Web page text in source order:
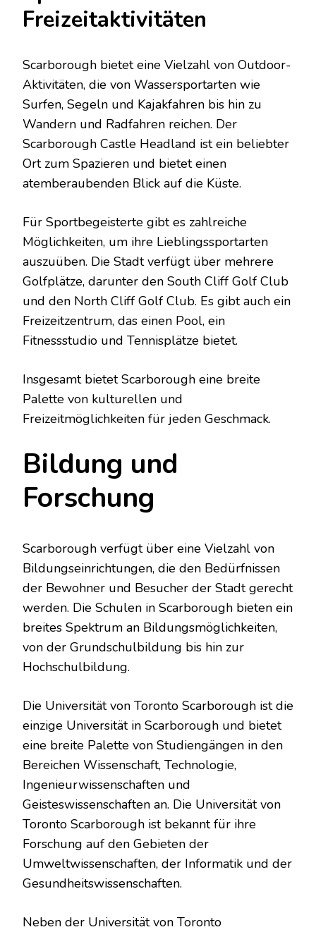
Freizeitaktivitäten
Scarborough bietet eine Vielzahl von Outdoor-
Aktivitäten, die von Wassersportarten wie
Surfen, Segeln und Kajakfahren bis hin zu
Wandern und Radfahren reichen. Der
Scarborough Castle Headland ist ein beliebter
Ort zum Spazieren und bietet einen
atemberaubenden Blick auf die Küste.
Für Sportbegeisterte gibt es zahlreiche
Möglichkeiten, um ihre Lieblingssportarten
auszuüben. Die Stadt verfügt über mehrere
Golfplätze, darunter den South Cliff Golf Club
und den North Cliff Golf Club. Es gibt auch ein
Freizeitzentrum, das einen Pool, ein
Fitnessstudio und Tennisplätze bietet.
Insgesamt bietet Scarborough eine breite
Palette von kulturellen und
Freizeitmöglichkeiten für jeden Geschmack.
Bildung und
Forschung
Scarborough verfügt über eine Vielzahl von
Bildungseinrichtungen, die den Bedürfnissen
der Bewohner und Besucher der Stadt gerecht
werden. Die Schulen in Scarborough bieten ein
breites Spektrum an Bildungsmöglichkeiten,
von der Grundschulbildung bis hin zur
Hochschulbildung.
Die Universität von Toronto Scarborough ist die
einzige Universität in Scarborough und bietet
eine breite Palette von Studiengängen in den
Bereichen Wissenschaft, Technologie,
Ingenieurwissenschaften und
Geisteswissenschaften an. Die Universität von
Toronto Scarborough ist bekannt für ihre
Forschung auf den Gebieten der
Umweltwissenschaften, der Informatik und der
Gesundheitswissenschaften.
Neben der Universität von Toronto